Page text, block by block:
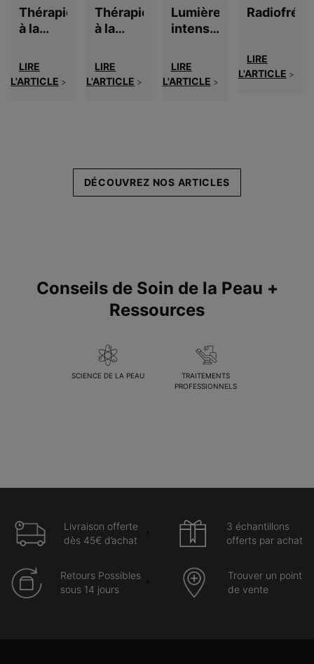
Thérapie
à la
rouge
LIRE
L'ARTICLE >
Thérapie
à la
bleue
LIRE
L'ARTICLE >
Lumière
intense
LIRE
L'ARTICLE >
LIRE
L'ARTICLE >
DÉCOUVREZ NOS ARTICLES
Conseils de Soin de la Peau +
Ressources
SCIENCE DE LA PEAU
TRAITEMENTS
PROFESSIONNELS
Livraison offerte
dès 45€ d’achat
3 échantillons
offerts par achat
Retours Possibles
sous 14 jours
Trouver un point
de vente